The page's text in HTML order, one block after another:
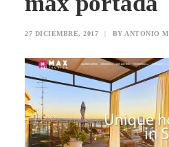
27 DICIEMBRE, 2017 | BY ANTONIO M